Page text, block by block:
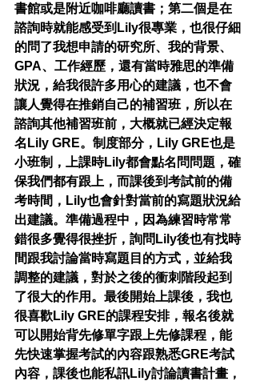
書館或是附近咖啡廳讀書；第二個是在
諮詢時就能感受到Lily很專業，也很仔細
的問了我想申請的研究所、我的背景、
GPA、工作經歷，還有當時雅思的準備
狀況，給我很許多用心的建議，也不會
讓人覺得在推銷自己的補習班，所以在
諮詢其他補習班前，大概就已經決定報
名Lily GRE。制度部分，Lily GRE也是
小班制，上課時Lily都會點名問問題，確
保我們都有跟上，而課後到考試前的備
考時間，Lily也會針對當前的寫題狀況給
出建議。準備過程中，因為練習時常常
錯很多覺得很挫折，詢問Lily後也有找時
間跟我討論當時寫題目的方式，並給我
調整的建議，對於之後的衝刺階段起到
了很大的作用。最後開始上課後，我也
很喜歡Lily GRE的課程安排，報名後就
可以開始背先修單字跟上先修課程，能
先快速掌握考試的內容跟熟悉GRE考試
內容，課後也能私訊Lily討論讀書計畫，